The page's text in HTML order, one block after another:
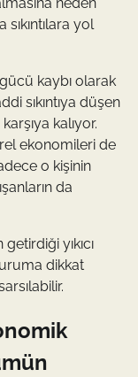
neden
yol
kaybı olarak
sıkıntıya düşen
kalıyor.
ekonomileri de
o kişinin
da
yıkıcı
dikkat